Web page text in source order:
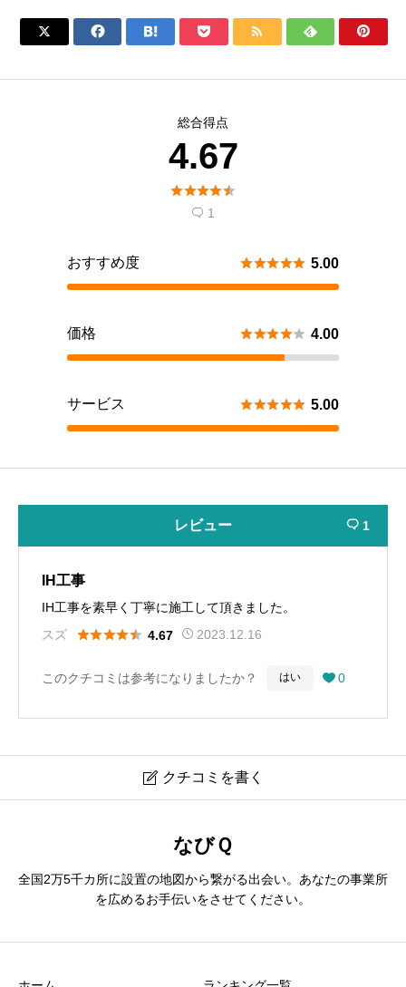
      
総合得点
4.67

 1
おすすめ度  5.00
価格  4.00
サービス  5.00
レビュー  1
IH工事
IH工事を素早く丁寧に施工して頂きました。
スズ
 4.67 2023.12.16
このクチコミは参考になりましたか？ はい  0
 クチコミを書く
ニックネーム 必須
なびＱ
全国2万5千カ所に設置の地図から繋がる出会い。あなたの事業所
を広めるお手伝いをさせてください。